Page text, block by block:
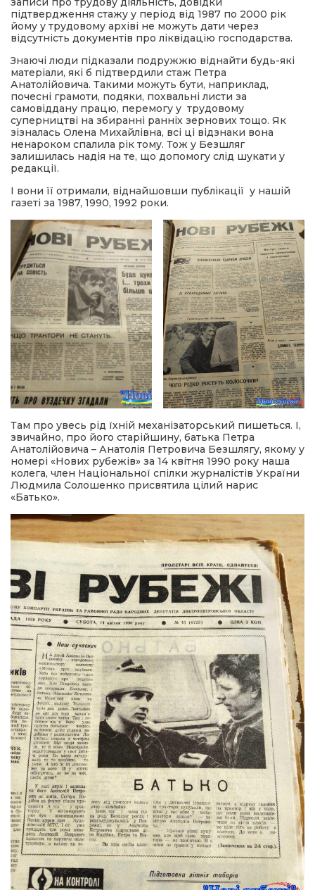
підтвердження стажу у період від 1987 по 2000 рік
йому у трудовому архіві не можуть дати через
відсутність документів про ліквідацію господарства.
Знаючі люди підказали подружжю віднайти будь-які
матеріали, які б підтвердили стаж Петра
Анатолійовича. Такими можуть бути, наприклад,
почесні грамоти, подяки, похвальні листи за
самовіддану працю, перемогу у трудовому
суперництві на збиранні ранніх зернових тощо. Як
зізналась Олена Михайлівна, всі ці відзнаки вона
ненароком спалила рік тому. Тож у Безшляг
залишилась надія на те, що допомогу слід шукати у
редакції.
І вони її отримали, віднайшовши публікації у нашій
газеті за 1987, 1990, 1992 роки.
Там про увесь рід їхній механізаторський пишеться. І,
звичайно, про його старійшину, батька Петра
Анатолійовича – Анатолія Петровича Безшлягу, якому у
номері «Нових рубежів» за 14 квітня 1990 року наша
колега, член Національної спілки журналістів України
Людмила Солошенко присвятила цілий нарис
«Батько».